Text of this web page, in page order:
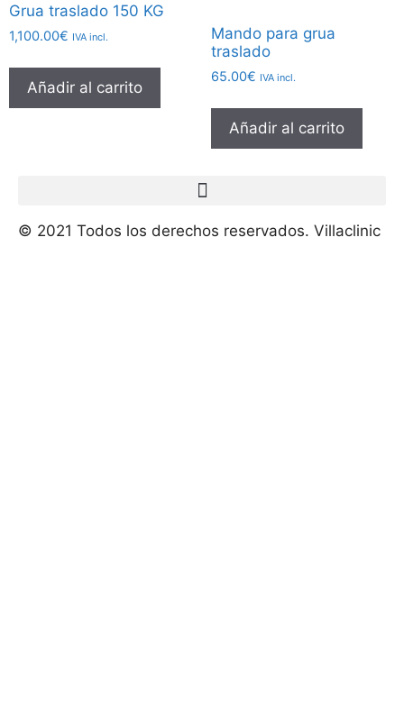
Grua traslado 150 KG
1,100.00€ IVA incl.
Añadir al carrito
Mando para grua
traslado
65.00€ IVA incl.
Añadir al carrito
© 2021 Todos los derechos reservados. Villaclinic